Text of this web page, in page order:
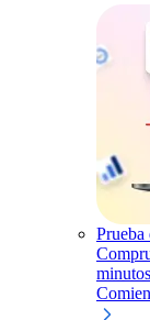
Prueba